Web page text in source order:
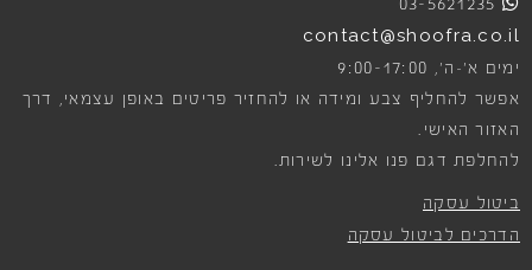
contact@shoofra.co.il
ימים א׳-ה׳, 9:00-17:00
אפשר להחליף צבע ומידה או להחזיר פריטים באופן עצמאי, דרך
האזור האישי.
להחלפת דגם פנו אלינו לשירות.
ביטול עסקה
הדרכים לביטול עסקה